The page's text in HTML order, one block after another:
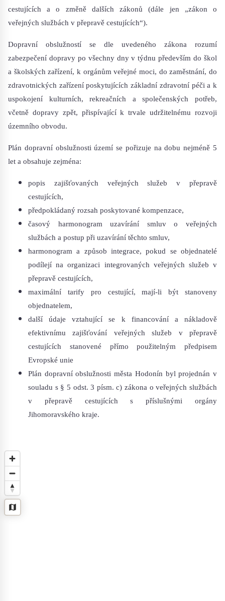
cestujících a o změně dalších zákonů (dále jen „zákon o
veřejných službách v přepravě cestujících“).
Dopravní obslužností se dle uvedeného zákona rozumí
zabezpečení dopravy po všechny dny v týdnu především do škol
a školských zařízení, k orgánům veřejné moci, do zaměstnání, do
zdravotnických zařízení poskytujících základní zdravotní péči a k
uspokojení kulturních, rekreačních a společenských potřeb,
včetně dopravy zpět, přispívající k trvale udržitelnému rozvoji
územního obvodu.
Plán dopravní obslužnosti území se pořizuje na dobu nejméně 5
let a obsahuje zejména:
popis zajišťovaných veřejných služeb v přepravě
cestujících,
předpokládaný rozsah poskytované kompenzace,
časový harmonogram uzavírání smluv o veřejných
službách a postup při uzavírání těchto smluv,
harmonogram a způsob integrace, pokud se objednatelé
podílejí na organizaci integrovaných veřejných služeb v
přepravě cestujících,
maximální tarify pro cestující, mají-li být stanoveny
objednatelem,
další údaje vztahující se k financování a nákladově
efektivnímu zajišťování veřejných služeb v přepravě
cestujících stanovené přímo použitelným předpisem
Evropské unie
Plán dopravní obslužnosti města Hodonín byl projednán v
souladu s § 5 odst. 3 písm. c) zákona o veřejných službách
v přepravě cestujících s příslušnými orgány
Jihomoravského kraje.